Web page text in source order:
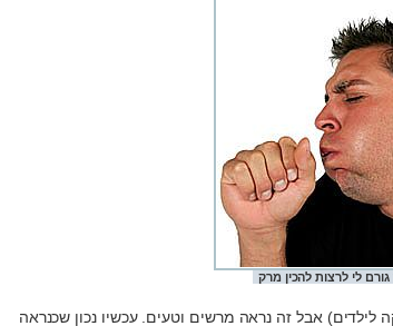
לי לרצות להכין מרק
לילדים) אבל זה נראה מרשים וטעים. עכשיו נכון שכנראה